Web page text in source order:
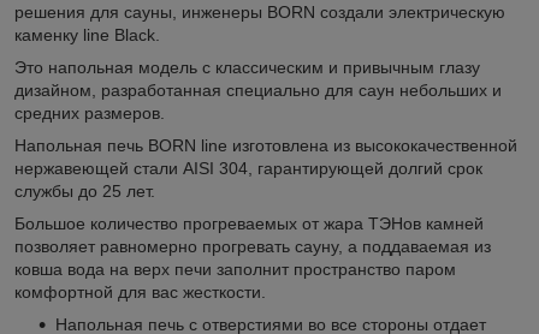
решения для сауны, инженеры BORN создали электрическую
каменку line Black.
Это напольная модель с классическим и привычным глазу
дизайном, разработанная специально для саун небольших и
средних размеров.
Напольная печь BORN line изготовлена из высококачественной
нержавеющей стали AISI 304, гарантирующей долгий срок
службы до 25 лет.
Большое количество прогреваемых от жара ТЭНов камней
позволяет равномерно прогревать сауну, а поддаваемая из
ковша вода на верх печи заполнит пространство паром
комфортной для вас жесткости.
Напольная печь с отверстиями во все стороны отдает